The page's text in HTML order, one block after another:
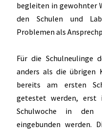
begleiten in gewohnter
den Schulen und
Problemen als
Für die Schulneulinge
anders als die übrigen
bereits am ersten
getestet werden, erst
Schulwoche in den
eingebunden werden.